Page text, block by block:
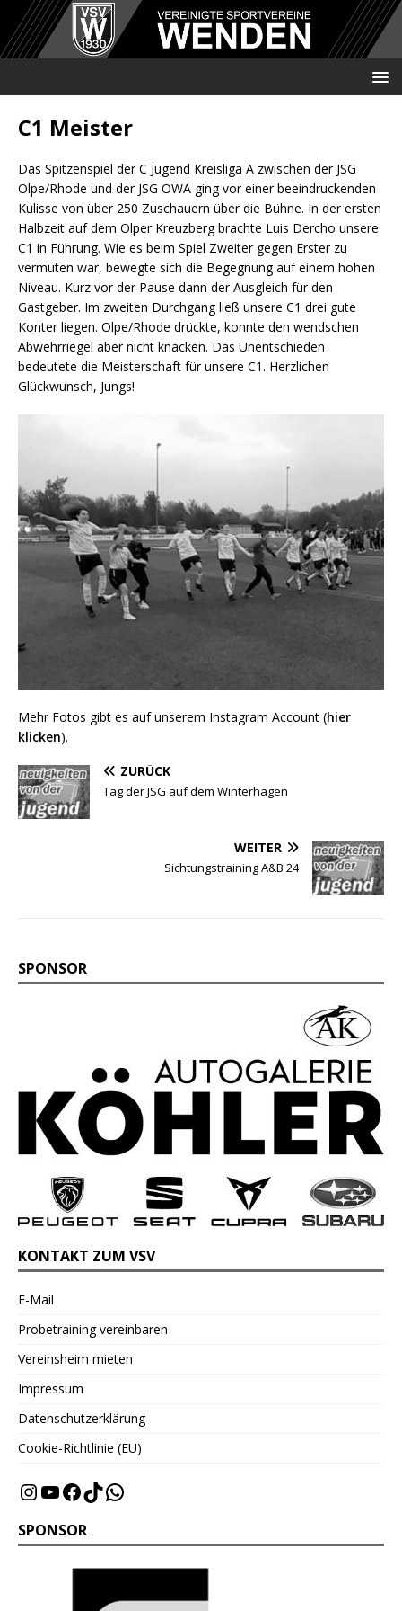
C1 Meister
Das Spitzenspiel der C Jugend Kreisliga A zwischen der JSG
Olpe/Rhode und der JSG OWA ging vor einer beeindruckenden
Kulisse von über 250 Zuschauern über die Bühne. In der ersten
Halbzeit auf dem Olper Kreuzberg brachte Luis Dercho unsere
C1 in Führung. Wie es beim Spiel Zweiter gegen Erster zu
vermuten war, bewegte sich die Begegnung auf einem hohen
Niveau. Kurz vor der Pause dann der Ausgleich für den
Gastgeber. Im zweiten Durchgang ließ unsere C1 drei gute
Konter liegen. Olpe/Rhode drückte, konnte den wendschen
Abwehrriegel aber nicht knacken. Das Unentschieden
bedeutete die Meisterschaft für unsere C1. Herzlichen
Glückwunsch, Jungs!
Mehr Fotos gibt es auf unserem Instagram Account (hier
klicken).
ZURÜCK
Tag der JSG auf dem Winterhagen
WEITER
Sichtungstraining A&B 24
SPONSOR
KONTAKT ZUM VSV
E-Mail
Probetraining vereinbaren
Vereinsheim mieten
Impressum
Datenschutzerklärung
Cookie-Richtlinie (EU)
SPONSOR